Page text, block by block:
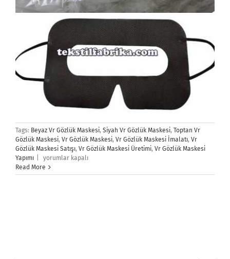
Tags: Beyaz Vr Gözlük Maskesi, Siyah Vr Gözlük Maskesi, Toptan Vr
Gözlük Maskesi, Vr Gözlük Maskesi, Vr Gözlük Maskesi İmalatı, Vr
Gözlük Maskesi Satışı, Vr Gözlük Maskesi Üretimi, Vr Gözlük Maskesi
Yapımı
Vr
Gözlük
Maskesi
yorumlar kapalı
Read More